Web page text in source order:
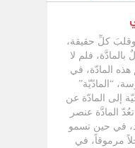
كلِّ حقيقة،
فلم لا
المادّة، في
“المادّيّة”
إلى المادّة عن
تعُدّ المادَّة عنصر
في حين تسمو
مرموقاً، في